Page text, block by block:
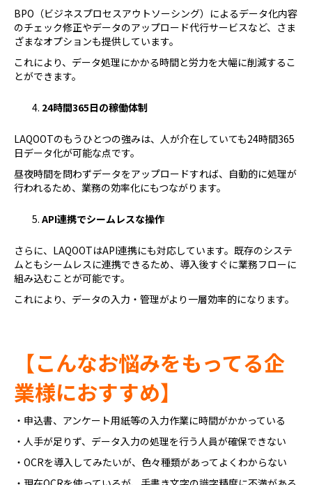
BPO（ビジネスプロセスアウトソーシング）によるデータ化内容
のチェック修正やデータのアップロード代行サービスなど、さま
ざまなオプションも提供しています。
これにより、データ処理にかかる時間と労力を大幅に削減するこ
とができます。
24時間365日の稼働体制
LAQOOTのもうひとつの強みは、人が介在していても24時間365
日データ化が可能な点です。
昼夜時間を問わずデータをアップロードすれば、自動的に処理が
行われるため、業務の効率化にもつながります。
API連携でシームレスな操作
さらに、LAQOOTはAPI連携にも対応しています。既存のシステ
ムともシームレスに連携できるため、導入後すぐに業務フローに
組み込むことが可能です。
これにより、データの入力・管理がより一層効率的になります。
【こんなお悩みをもってる企
業様におすすめ】
・申込書、アンケート用紙等の入力作業に時間がかかっている
・人手が足りず、データ入力の処理を行う人員が確保できない
・OCRを導入してみたいが、色々種類があってよくわからない